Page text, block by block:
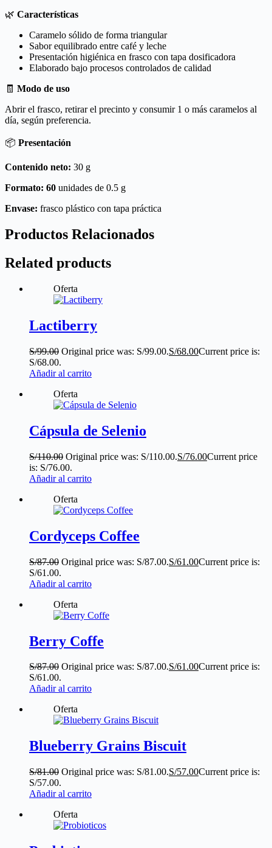
🌿 Características
Caramelo sólido de forma triangular
Sabor equilibrado entre café y leche
Presentación higiénica en frasco con tapa dosificadora
Elaborado bajo procesos controlados de calidad
🧾 Modo de uso
Abrir el frasco, retirar el precinto y consumir 1 o más caramelos al
día, según preferencia.
📦 Presentación
Contenido neto: 30 g
Formato: 60 unidades de 0.5 g
Envase: frasco plástico con tapa práctica
Productos Relacionados
Related products
Oferta
Lactiberry
S/99.00 Original price was: S/99.00.S/68.00Current price is:
S/68.00.
Añadir al carrito
Oferta
Cápsula de Selenio
S/110.00 Original price was: S/110.00.S/76.00Current price
is: S/76.00.
Añadir al carrito
Oferta
Cordyceps Coffee
S/87.00 Original price was: S/87.00.S/61.00Current price is:
S/61.00.
Añadir al carrito
Oferta
Berry Coffe
S/87.00 Original price was: S/87.00.S/61.00Current price is:
S/61.00.
Añadir al carrito
Oferta
Blueberry Grains Biscuit
S/81.00 Original price was: S/81.00.S/57.00Current price is:
S/57.00.
Añadir al carrito
Oferta